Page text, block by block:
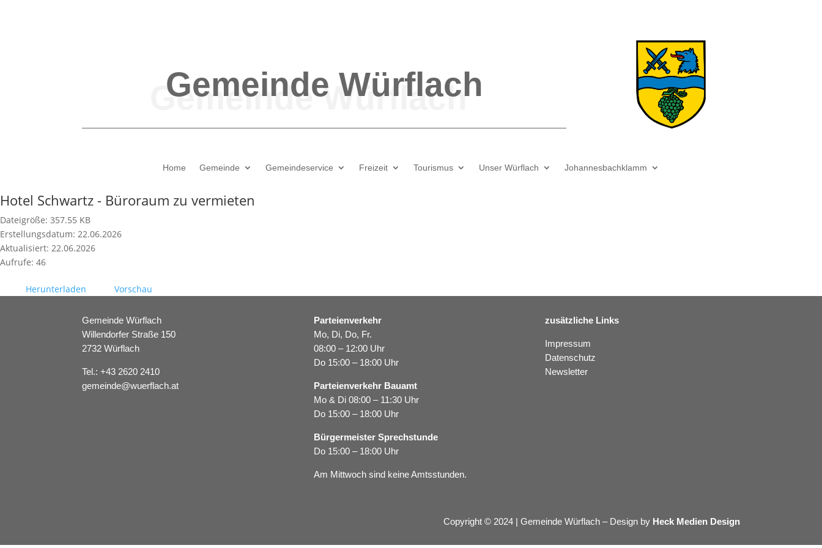
Gemeinde Würflach
Home Gemeinde Gemeindeservice Freizeit Tourismus Unser Würflach Johannesbachklamm
Hotel Schwartz - Büroraum zu vermieten
Dateigröße: 357.55 KB
Erstellungsdatum: 22.06.2026
Aktualisiert: 22.06.2026
Aufrufe: 46
Herunterladen Vorschau
Gemeinde Würflach
Willendorfer Straße 150
2732 Würflach
Tel.:+43 2620 2410
gemeinde@wuerflach.at
Parteienverkehr
Mo, Di, Do, Fr.
08:00 – 12:00 Uhr
Do 15:00 – 18:00 Uhr
Parteienverkehr Bauamt
Mo & Di 08:00 – 11:30 Uhr
Do 15:00 – 18:00 Uhr
Bürgermeister Sprechstunde
Do 15:00 – 18:00 Uhr
Am Mittwoch sind keine Amtsstunden.
zusätzliche Links
Impressum
Datenschutz
Newsletter
Copyright © 2024 | Gemeinde Würflach – Design by Heck Medien Design